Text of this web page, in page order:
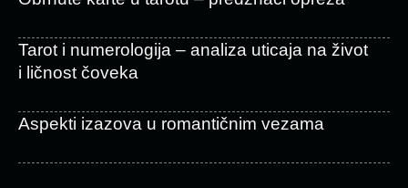
Tarot i numerologija – analiza uticaja na život
i ličnost čoveka
Aspekti izazova u romantičnim vezama